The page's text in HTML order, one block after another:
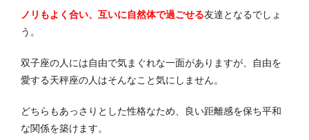
ノリもよく合い、互いに自然体で過ごせる友達となるでしょ
う。
双子座の人には自由で気まぐれな一面がありますが、自由を
愛する天秤座の人はそんなこと気にしません。
どちらもあっさりとした性格なため、良い距離感を保ち平和
な関係を築けます。